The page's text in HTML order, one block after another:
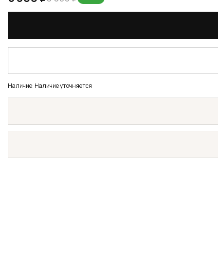
Наличие: Наличие уточняется